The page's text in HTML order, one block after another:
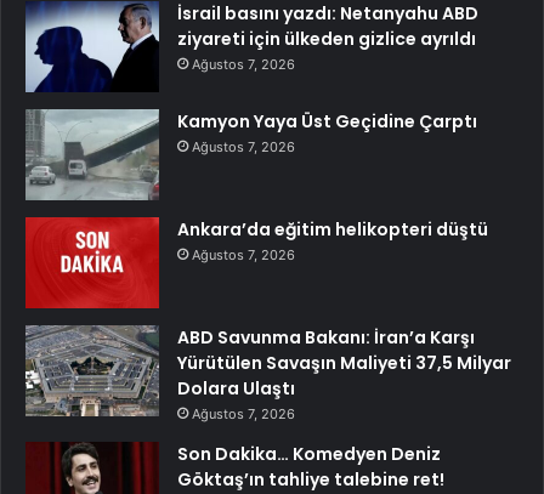
İsrail basını yazdı: Netanyahu ABD
ziyareti için ülkeden gizlice ayrıldı
Ağustos 7, 2026
Kamyon Yaya Üst Geçidine Çarptı
Ağustos 7, 2026
Ankara’da eğitim helikopteri düştü
Ağustos 7, 2026
ABD Savunma Bakanı: İran’a Karşı
Yürütülen Savaşın Maliyeti 37,5 Milyar
Dolara Ulaştı
Ağustos 7, 2026
Son Dakika… Komedyen Deniz
Göktaş’ın tahliye talebine ret!